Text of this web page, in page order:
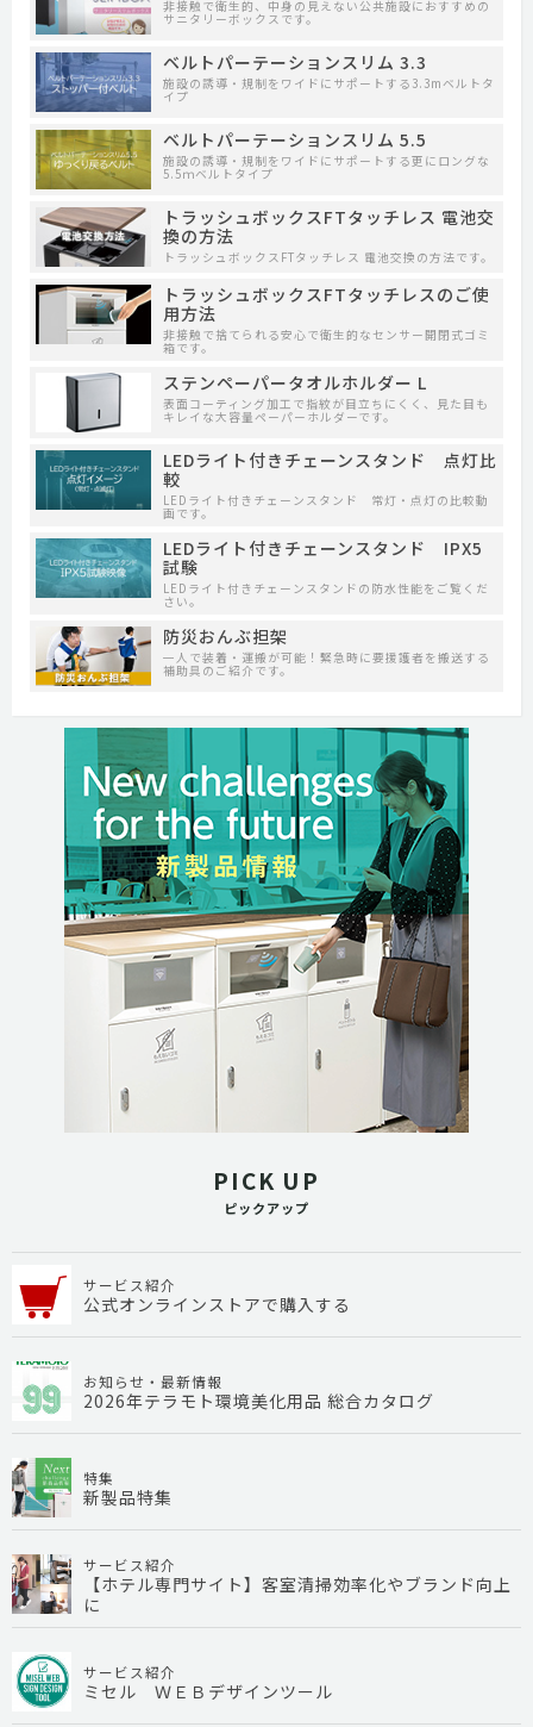
非接触で衛生的、中身の見えない公共施設におすすめの
サニタリーボックスです。
ベルトパーテーションスリム 3.3
施設の誘導・規制をワイドにサポートする3.3mベルトタ
イプ
ベルトパーテーションスリム 5.5
施設の誘導・規制をワイドにサポートする更にロングな
5.5ｍベルトタイプ
トラッシュボックスFTタッチレス 電池交
換の方法
トラッシュボックスFTタッチレス 電池交換の方法です。
トラッシュボックスFTタッチレスのご使
用方法
非接触で捨てられる安心で衛生的なセンサー開閉式ゴミ
箱です。
ステンペーパータオルホルダー L
表面コーティング加工で指紋が目立ちにくく、見た目も
キレイな大容量ペーパーホルダーです。
LEDライト付きチェーンスタンド 点灯比
較
LEDライト付きチェーンスタンド 常灯・点灯の比較動
画です。
LEDライト付きチェーンスタンド IPX5
試験
LEDライト付きチェーンスタンドの防水性能をご覧くだ
さい。
防災おんぶ担架
一人で装着・運搬が可能！緊急時に要援護者を搬送する
補助具のご紹介です。
PICK UP
ピックアップ
サービス紹介
公式オンラインストアで購入する
お知らせ・最新情報
2026年テラモト環境美化用品 総合カタログ
特集
新製品特集
サービス紹介
【ホテル専門サイト】客室清掃効率化やブランド向上
に
サービス紹介
ミセル ＷＥＢデザインツール